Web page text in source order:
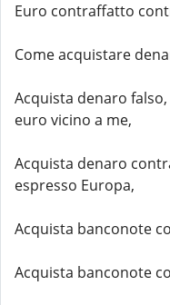
Euro contraffatto
Come acquistare
Acquista denaro
euro vicino a me,
Acquista denaro
espresso Europa,
Acquista banconote
Acquista banconote